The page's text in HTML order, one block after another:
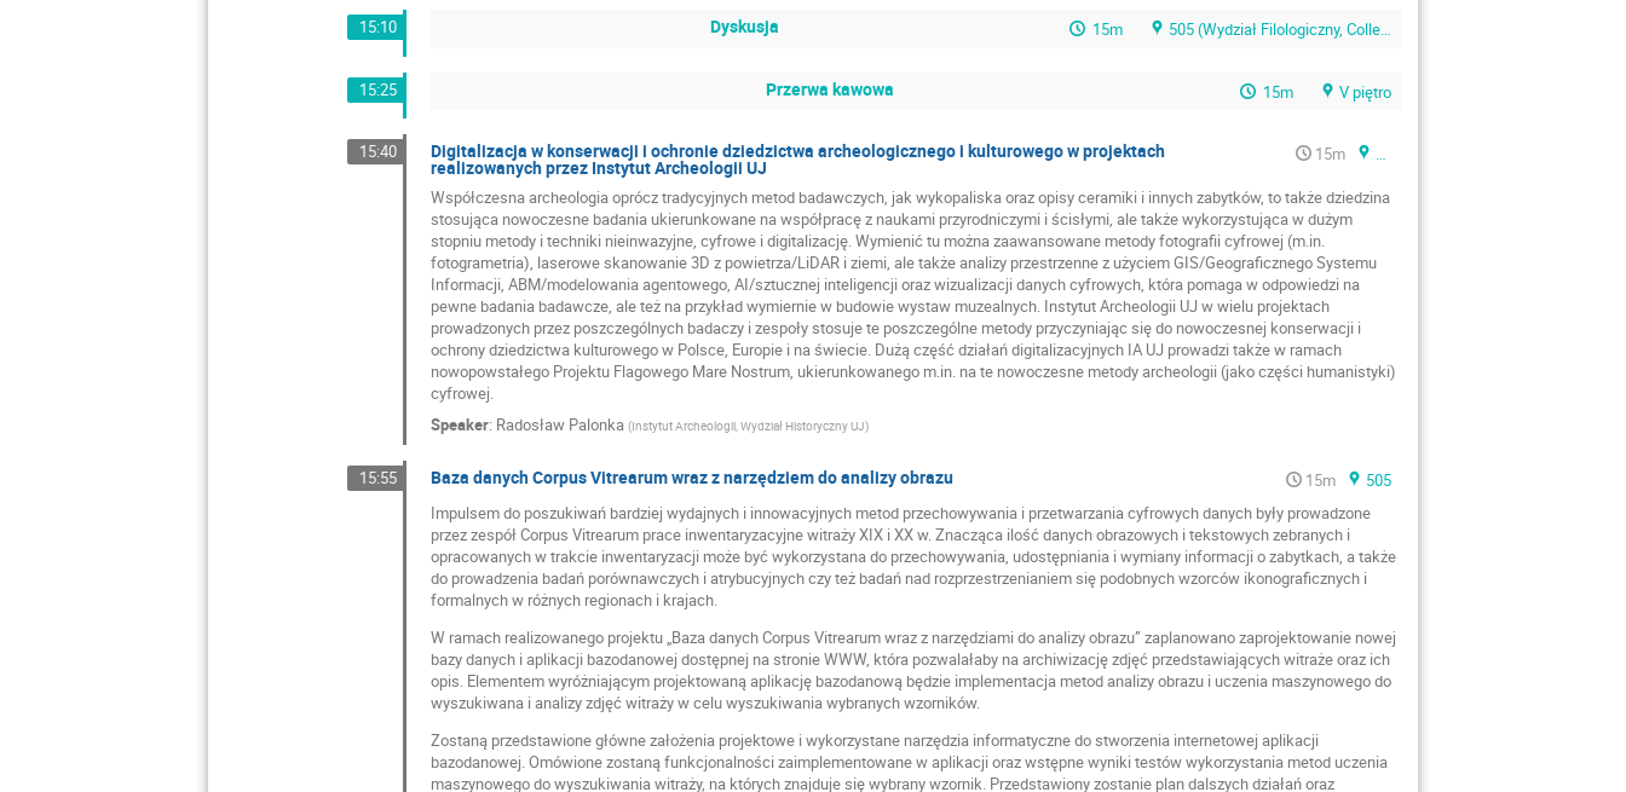
15:10 Dyskusja 15m 505 (Wydział Filologiczny, Collegium Paderevianum, al. Mickiewicza 9B)
15:25 Przerwa kawowa 15m V piętro
15:40 Digitalizacja w konserwacji i ochronie dziedzictwa archeologicznego i kulturowego w projektach
realizowanych przez Instytut Archeologii UJ
15m
505
Współczesna archeologia oprócz tradycyjnych metod badawczych, jak wykopaliska oraz opisy ceramiki i innych zabytków, to także dziedzina
stosująca nowoczesne badania ukierunkowane na współpracę z naukami przyrodniczymi i ścisłymi, ale także wykorzystująca w dużym
stopniu metody i techniki nieinwazyjne, cyfrowe i digitalizację. Wymienić tu można zaawansowane metody fotografii cyfrowej (m.in.
fotogrametria), laserowe skanowanie 3D z powietrza/LiDAR i ziemi, ale także analizy przestrzenne z użyciem GIS/Geograficznego Systemu
Informacji, ABM/modelowania agentowego, AI/sztucznej inteligencji oraz wizualizacji danych cyfrowych, która pomaga w odpowiedzi na
pewne badania badawcze, ale też na przykład wymiernie w budowie wystaw muzealnych. Instytut Archeologii UJ w wielu projektach
prowadzonych przez poszczególnych badaczy i zespoły stosuje te poszczególne metody przyczyniając się do nowoczesnej konserwacji i
ochrony dziedzictwa kulturowego w Polsce, Europie i na świecie. Dużą część działań digitalizacyjnych IA UJ prowadzi także w ramach
nowopowstałego Projektu Flagowego Mare Nostrum, ukierunkowanego m.in. na te nowoczesne metody archeologii (jako części humanistyki)
cyfrowej.
Speaker: Radosław Palonka (Instytut Archeologii, Wydział Historyczny UJ)
15:55 Baza danych Corpus Vitrearum wraz z narzędziem do analizy obrazu 15m
505
Impulsem do poszukiwań bardziej wydajnych i innowacyjnych metod przechowywania i przetwarzania cyfrowych danych były prowadzone
przez zespół Corpus Vitrearum prace inwentaryzacyjne witraży XIX i XX w. Znacząca ilość danych obrazowych i tekstowych zebranych i
opracowanych w trakcie inwentaryzacji może być wykorzystana do przechowywania, udostępniania i wymiany informacji o zabytkach, a także
do prowadzenia badań porównawczych i atrybucyjnych czy też badań nad rozprzestrzenianiem się podobnych wzorców ikonograficznych i
formalnych w różnych regionach i krajach.
W ramach realizowanego projektu „Baza danych Corpus Vitrearum wraz z narzędziami do analizy obrazu” zaplanowano zaprojektowanie nowej
bazy danych i aplikacji bazodanowej dostępnej na stronie WWW, która pozwalałaby na archiwizację zdjęć przedstawiających witraże oraz ich
opis. Elementem wyróżniającym projektowaną aplikację bazodanową będzie implementacja metod analizy obrazu i uczenia maszynowego do
wyszukiwana i analizy zdjęć witraży w celu wyszukiwania wybranych wzorników.
Zostaną przedstawione główne założenia projektowe i wykorzystane narzędzia informatyczne do stworzenia internetowej aplikacji
bazodanowej. Omówione zostaną funkcjonalności zaimplementowane w aplikacji oraz wstępne wyniki testów wykorzystania metod uczenia
maszynowego do wyszukiwania witraży, na których znajduje się wybrany wzornik. Przedstawiony zostanie plan dalszych działań oraz